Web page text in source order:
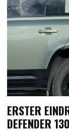
ERSTER
DEFENDER 130